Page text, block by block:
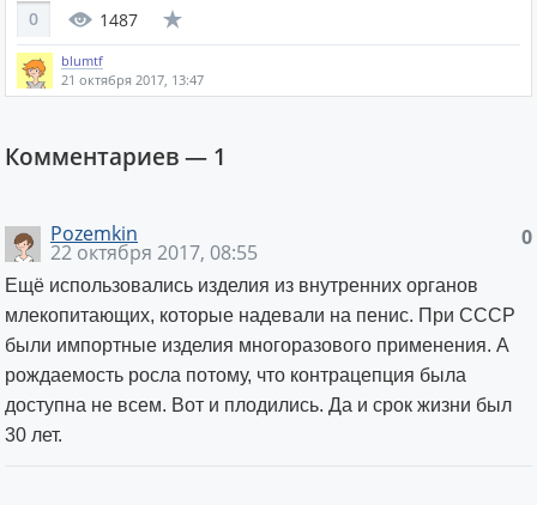
0 1487
blumtf
21 октября 2017, 13:47
Комментариев — 1
0
Pozemkin
22 октября 2017, 08:55
Ещё использовались изделия из внутренних органов
млекопитающих, которые надевали на пенис. При СССР
были импортные изделия многоразового применения. А
рождаемость росла потому, что контрацепция была
доступна не всем. Вот и плодились. Да и срок жизни был
30 лет.